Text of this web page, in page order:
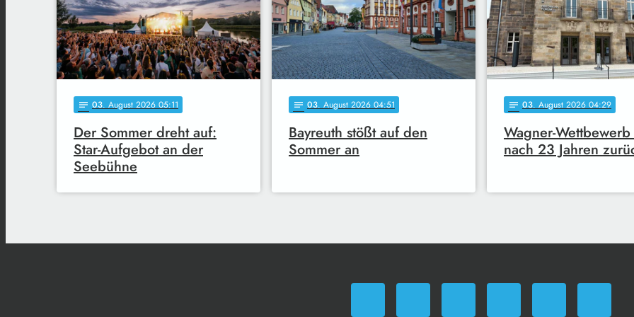
notes 03. August 2026 05:11
Der Sommer dreht auf:
Star-Aufgebot an der
Seebühne
notes 03. August 2026 04:51
Bayreuth stößt auf den
Sommer an
notes 03. August 2026 04:29
Wagner-
nach 23 Jahren